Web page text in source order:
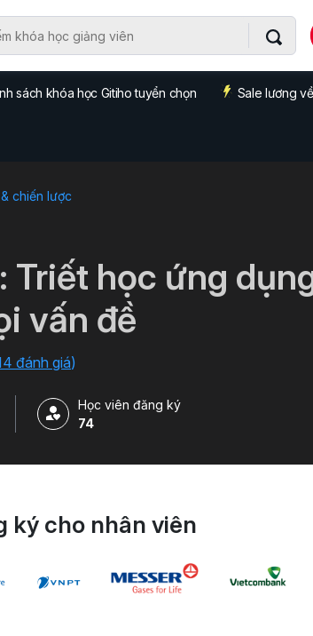
sách khóa học Gitiho tuyển chọn Sale lương
chiến lược
Triết học ứng
vấn đề
đánh giá)
Học viên đăng ký
74
ký cho nhân viên